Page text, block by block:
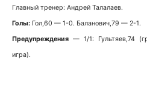
Главный тренер: Андрей Талалаев.
Голы: Гол,60 — 1-0. Баланович,79 — 2-1.
Предупреждения — 1/1: Гультяев,74
игра).